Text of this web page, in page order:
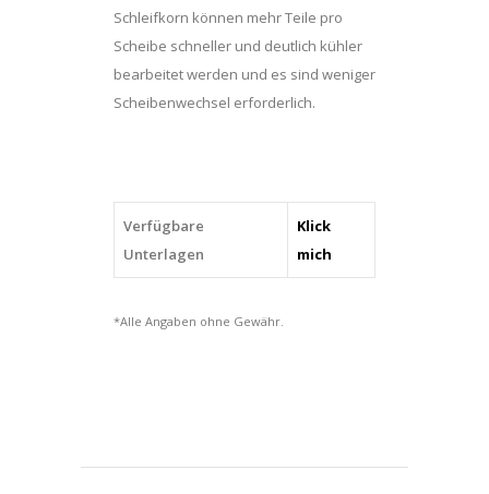
Schleifkorn können mehr Teile pro
Scheibe schneller und deutlich kühler
bearbeitet werden und es sind weniger
Scheibenwechsel erforderlich.
Verfügbare
Unterlagen
Klick
mich
*Alle Angaben ohne Gewähr.